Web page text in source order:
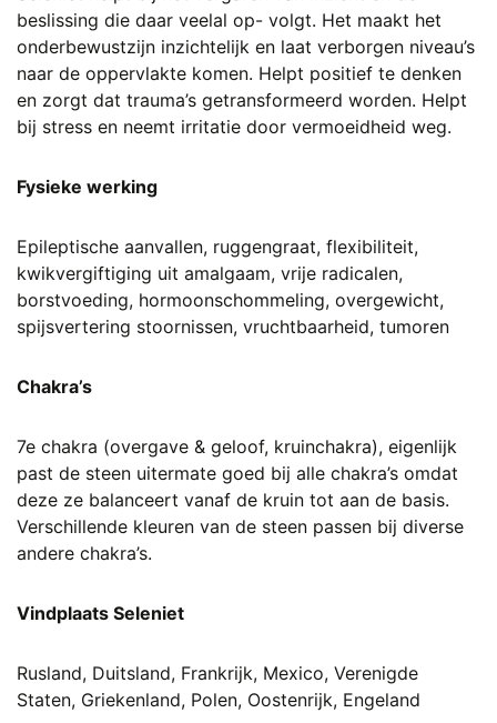
beslissing die daar veelal op- volgt. Het maakt het
onderbewustzijn inzichtelijk en laat verborgen niveau’s
naar de oppervlakte komen. Helpt positief te denken
en zorgt dat trauma’s getransformeerd worden. Helpt
bij stress en neemt irritatie door vermoeidheid weg.
Fysieke werking
Epileptische aanvallen, ruggengraat, flexibiliteit,
kwikvergiftiging uit amalgaam, vrije radicalen,
borstvoeding, hormoonschommeling, overgewicht,
spijsvertering stoornissen, vruchtbaarheid, tumoren
Chakra’s
7e chakra (overgave & geloof, kruinchakra), eigenlijk
past de steen uitermate goed bij alle chakra’s omdat
deze ze balanceert vanaf de kruin tot aan de basis.
Verschillende kleuren van de steen passen bij diverse
andere chakra’s.
Vindplaats Seleniet
Rusland, Duitsland, Frankrijk, Mexico, Verenigde
Staten, Griekenland, Polen, Oostenrijk, Engeland